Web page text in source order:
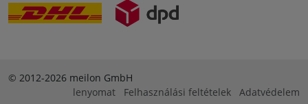
© 2012-2026 meilon GmbH
lenyomat
Felhasználási feltételek Adatvédelem